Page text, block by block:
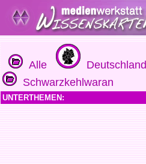
Alle Deutschland
Schwarzkehlwaran
UNTERTHEMEN: